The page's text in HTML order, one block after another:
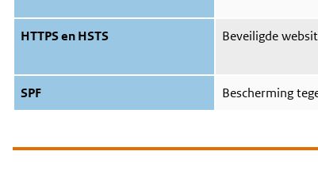
HTTPS en HSTS Beveiligde
SPF Bescherming